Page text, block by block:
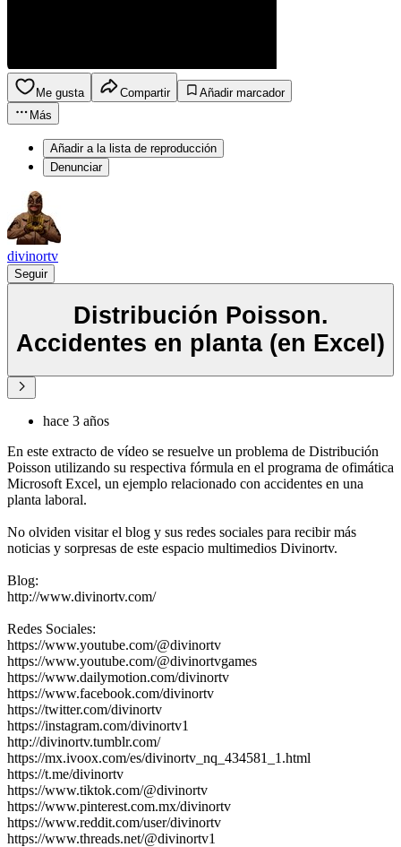
Me gusta Compartir
Añadir marcador
Más
Añadir a la lista de reproducción
Denunciar
divinortv
Seguir
Distribución Poisson.
Accidentes en planta (en Excel)
hace 3 años
En este extracto de vídeo se resuelve un problema de Distribución
Poisson utilizando su respectiva fórmula en el programa de ofimática
Microsoft Excel, un ejemplo relacionado con accidentes en una
planta laboral.
No olviden visitar el blog y sus redes sociales para recibir más
noticias y sorpresas de este espacio multimedios Divinortv.
Blog:
http://www.divinortv.com/
Redes Sociales:
https://www.youtube.com/@divinortv
https://www.youtube.com/@divinortvgames
https://www.dailymotion.com/divinortv
https://www.facebook.com/divinortv
https://twitter.com/divinortv
https://instagram.com/divinortv1
http://divinortv.tumblr.com/
https://mx.ivoox.com/es/divinortv_nq_434581_1.html
https://t.me/divinortv
https://www.tiktok.com/@divinortv
https://www.pinterest.com.mx/divinortv
https://www.reddit.com/user/divinortv
https://www.threads.net/@divinortv1